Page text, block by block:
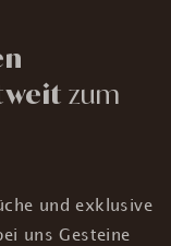
zum
und exklusive
uns Gesteine